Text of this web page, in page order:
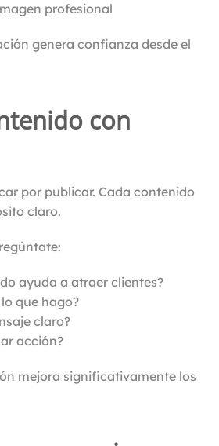
profesional
genera confianza desde el
con
por publicar. Cada contenido
claro.
ayuda a atraer clientes?
que hago?
claro?
acción?
mejora significativamente los